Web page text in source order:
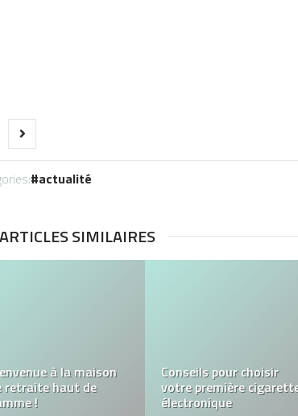
actualité
ARTICLES SIMILAIRES
indiens en ligne
quel type de peinture
idéal pour embellir son
logement ?